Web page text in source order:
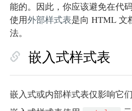
能的。因此，你应该避免在代
使用外部样式表是向 HTML 文
法。
嵌入式样式表
嵌入式或内部样式表仅影响它